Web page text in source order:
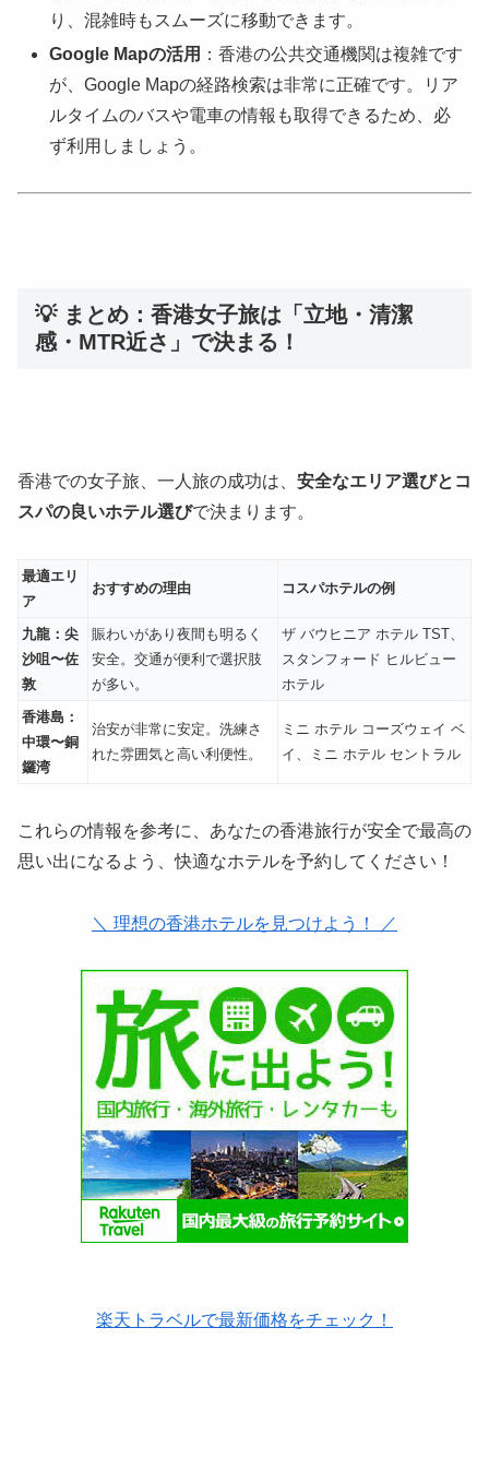
り、混雑時もスムーズに移動できます。
Google Mapの活用 ：香港の公共交通機関は複雑です
が、Google Mapの経路検索は非常に正確です。リア
ルタイムのバスや電車の情報も取得できるため、必
ず利用しましょう。
💡 まとめ：香港女子旅は「立地・清潔
感・MTR近さ」で決まる！
香港での女子旅、一人旅の成功は、 安全なエリア選びとコ
スパの良いホテル選びで決まります。
最適エリ
ア
おすすめの理由 コスパホテルの例
九龍：尖
沙咀〜佐
敦
賑わいがあり夜間も明るく
安全。交通が便利で選択肢
が多い。
ザ バウヒニア ホテル TST、
スタンフォード ヒルビュー
ホテル
香港島：
中環〜銅
鑼湾
治安が非常に安定。洗練さ
れた雰囲気と高い利便性。
ミニ ホテル コーズウェイ ベ
イ、ミニ ホテル セントラル
これらの情報を参考に、あなたの香港旅行が安全で最高の
思い出になるよう、快適なホテルを予約してください！
＼ 理想の香港ホテルを見つけよう！ ／
楽天トラベルで最新価格をチェック！